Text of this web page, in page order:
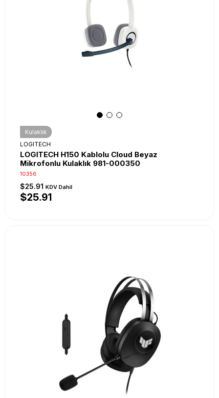
Kulaklık
LOGITECH
LOGITECH H150 Kablolu Cloud Beyaz
Mikrofonlu Kulaklık 981-000350
10356
$25.91 KDV Dahil
$25.91